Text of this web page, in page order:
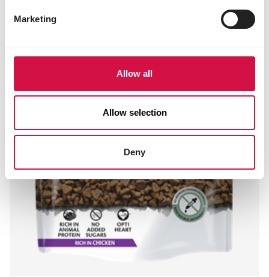
Marketing
Allow all
Allow selection
Deny